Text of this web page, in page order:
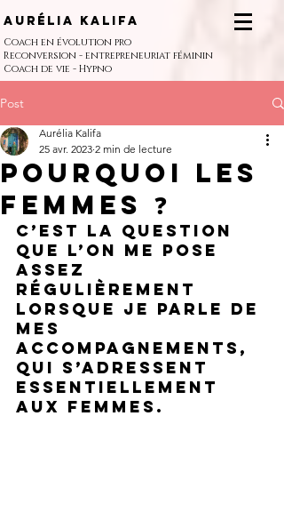
Aurélia Kalifa
Coach en évolution pro
Reconversion - entrepreneuriat féminin
Coach de vie - Hypno
Post
Pourquoi les
femmes ❓
Aurélia Kalifa
25 avr. 2023 2 min de lecture
C’est la question
que l’on me pose
assez
régulièrement
lorsque je parle de
mes
accompagnements,
qui s’adressent
essentiellement
aux femmes.